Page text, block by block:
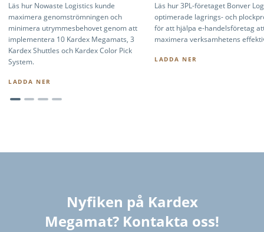
Läs hur Nowaste Logistics kunde
maximera genomströmningen och
minimera utrymmesbehovet genom att
implementera 10 Kardex Megamats, 3
Kardex Shuttles och Kardex Color Pick
System.
LADDA NER
Läs hur 3PL-företaget Bonver
optimerade lagrings- och
för att hjälpa e-handelsföretag
maximera verksamhetens
LADDA NER
Nyfiken på Kardex
Megamat? Kontakta oss!